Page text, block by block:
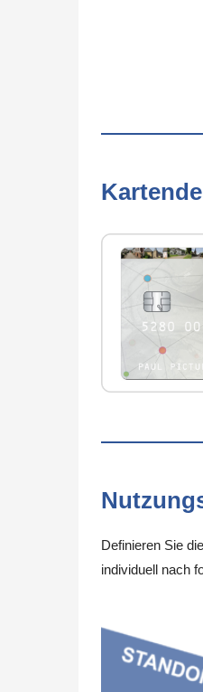
Definieren Sie
individuell nach